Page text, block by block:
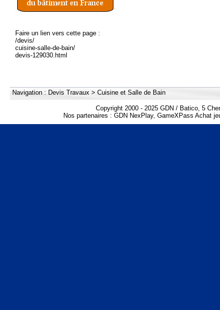
Faire un lien vers cette page :
/devis/
cuisine-salle-de-bain/
devis-129030.html
Navigation : Devis Travaux > Cuisine et Salle de Bain
Copyright 2000 - 2025 GDN / Batico, 5
Nos partenaires : GDN NexPlay, GameXPass Achat